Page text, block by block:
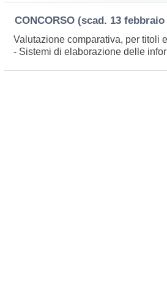
CONCORSO (scad. 13 febbraio
Valutazione comparativa, per titoli
- Sistemi di elaborazione delle